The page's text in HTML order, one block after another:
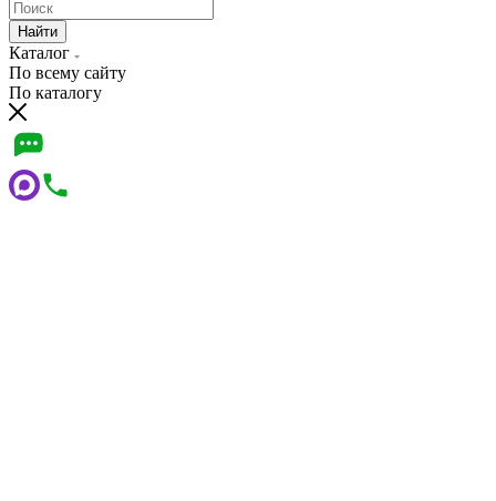
Найти
Каталог
По всему сайту
По каталогу